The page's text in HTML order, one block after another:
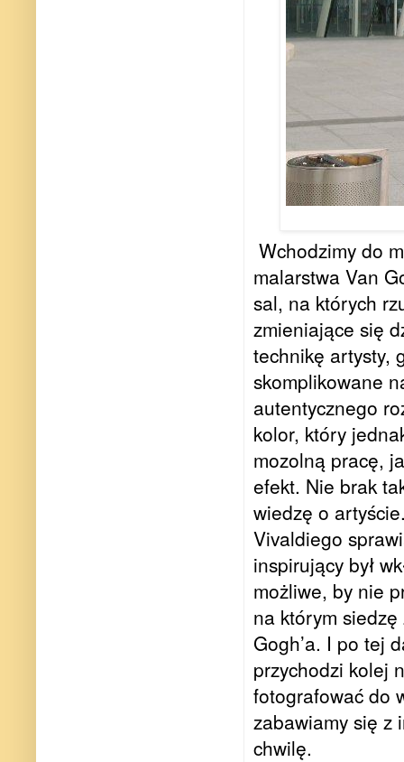
Wchodzimy do
malarstwa Van
sal, na których
zmieniające się
technikę artysty,
skomplikowane
autentycznego
kolor, który
mozolną pracę,
efekt. Nie brak
wiedzę o
Vivaldiego
inspirujący był
możliwe, by nie
na którym siedzę
Gogh’a. I po tej
przychodzi kolej
fotografować do
zabawiamy się z
chwilę.